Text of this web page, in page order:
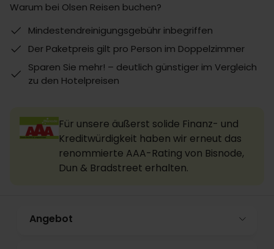
Warum bei Olsen Reisen buchen?
Mindestendreinigungsgebühr inbegriffen
Der Paketpreis gilt pro Person im Doppelzimmer
Sparen Sie mehr! – deutlich günstiger im Vergleich
zu den Hotelpreisen
Für unsere äußerst solide Finanz- und
Kreditwürdigkeit haben wir erneut das
renommierte AAA-Rating von Bisnode,
Dun & Bradstreet erhalten.
Angebot